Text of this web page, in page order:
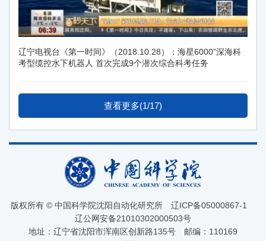
辽宁电视台《第一时间》（2018.10.28）：海星6000”深海科
考型缆控水下机器人 首次完成9个潜次综合科考任务
查看更多(1/17)
版权所有 © 中国科学院沈阳自动化研究所 辽ICP备05000867-1
辽公网安备21010302000503号
地址：辽宁省沈阳市浑南区创新路135号 邮编：110169